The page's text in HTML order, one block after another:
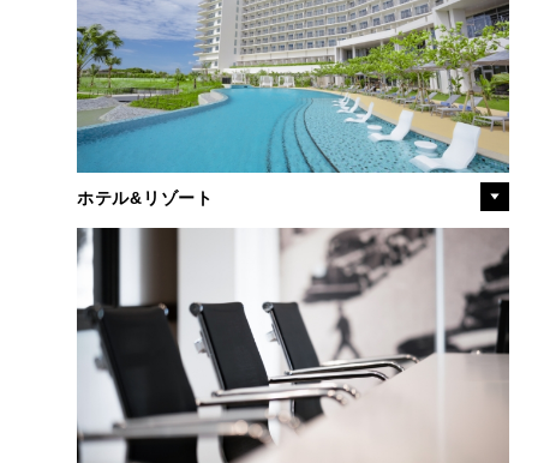
ホテル&リゾート